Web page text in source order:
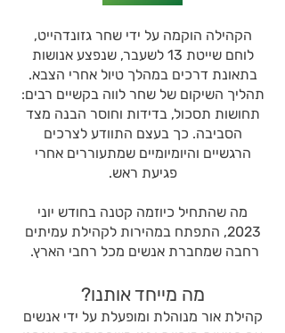
הקהילה הוקמה על ידי שחר גזונדהייט,
לוחם שייטת 13 לשעבר, שנפצע אנושות
בתאונת דרכים במהלך טיול אחרי הצבא.
תהליך השיקום של שחר לווה בקשיים רבים:
תחושות תסכול, בדידות וחוסר הבנה מצד
הסביבה. כך בעצם התוודע לצרכים
הרגשיים והיומיומיים שמתעוררים אחרי
פגיעת ראש.
מה שהתחיל כיוזמה קטנה בחודש יוני
2023, התפתח במהירות לקהילת עמיתים
רחבה שמחברת אנשים מכל רחבי הארץ.
מה מייחד אותנו?
קהילת אור מנוהלת ומופעלת על ידי אנשים